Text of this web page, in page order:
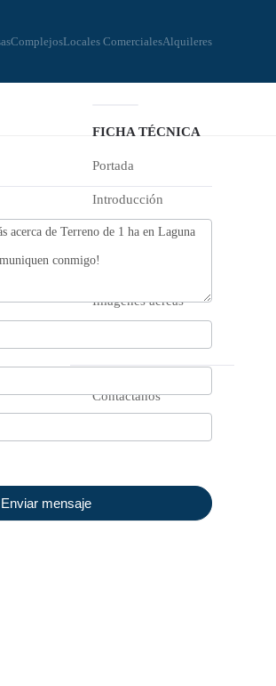
ComplejosLocales ComercialesAlquileres
FICHA TÉCNICA
Portada
Introducción
Descripción
Características
Imágenes aéreas
Contactanos
Enviar mensaje